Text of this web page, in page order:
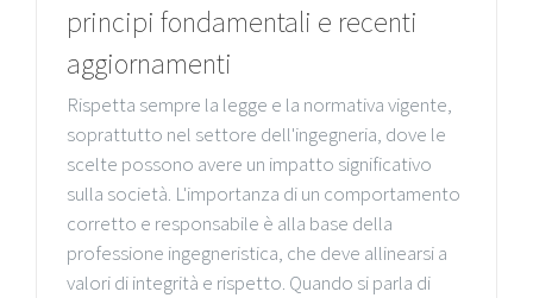
principi fondamentali e recenti
aggiornamenti
Rispetta sempre la legge e la normativa vigente,
soprattutto nel settore dell'ingegneria, dove le
scelte possono avere un impatto significativo
sulla società. L'importanza di un comportamento
corretto e responsabile è alla base della
professione ingegneristica, che deve allinearsi a
valori di integrità e rispetto. Quando si parla di